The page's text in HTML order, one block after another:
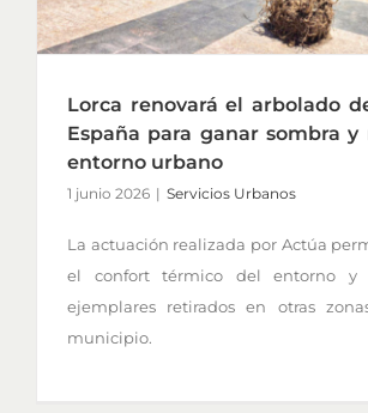
Lorca renovará el arbolado
España para ganar sombra y
entorno urbano
1 junio 2026 | Servicios Urbanos
La actuación realizada por Actúa
el confort térmico del entorno y
ejemplares retirados en otras
municipio.